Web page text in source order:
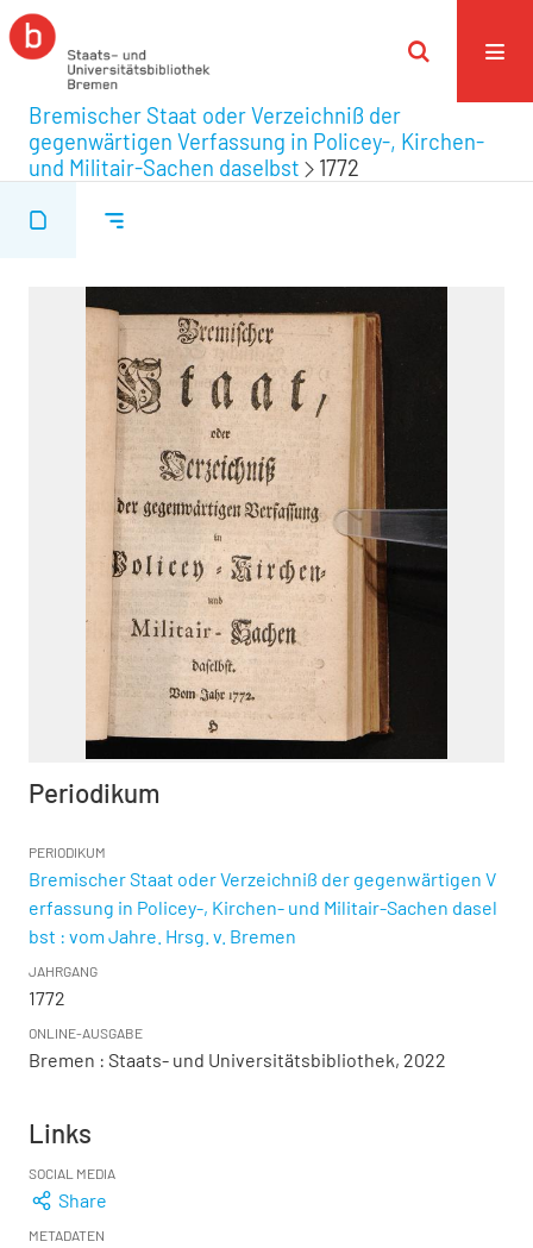
Bremischer Staat oder Verzeichniß der
gegenwärtigen Verfassung in Policey-, Kirchen-
und Militair-Sachen daselbst
1772
Periodikum
PERIODIKUM
Bremischer Staat oder Verzeichniß der gegenwärtigen V
erfassung in Policey-, Kirchen- und Militair-Sachen dasel
bst : vom Jahre. Hrsg. v. Bremen
JAHRGANG
1772
ONLINE-AUSGABE
Bremen : Staats- und Universitätsbibliothek, 2022
Links
SOCIAL MEDIA
Share
METADATEN